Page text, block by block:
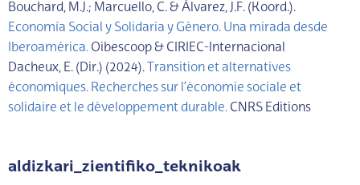
Bouchard, M.J.; Marcuello, C. & Álvarez, J.F. (Koord.).
Economía Social y Solidaria y Género. Una mirada desde
Iberoamérica. Oibescoop & CIRIEC-Internacional
Dacheux, E. (Dir.) (2024).
Transition et alternatives
économiques. Recherches sur l’économie sociale et
solidaire et le développement durable. CNRS Editions
aldizkari_zientifiko_teknikoak